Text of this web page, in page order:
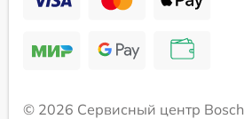
© 2026 Сервисный центр Bosch